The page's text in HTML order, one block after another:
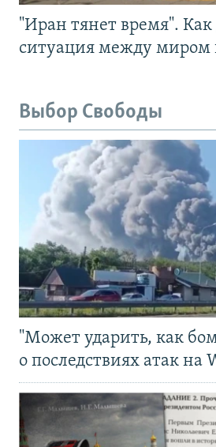
"Иран тянет время". Как
ситуация между миром
Выбор Свободы
"Может ударить, как
о последствиях атак на